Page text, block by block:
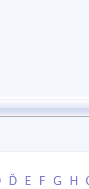
Ď E F G H